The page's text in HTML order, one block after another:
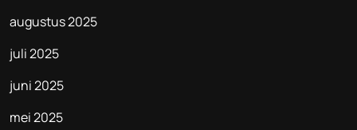
augustus 2025
juli 2025
juni 2025
mei 2025